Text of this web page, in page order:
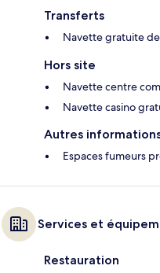
Transferts
Navette gratuite
Hors site
Navette centre
Navette casino
Autres
Espaces fumeurs
Services et
Restauration